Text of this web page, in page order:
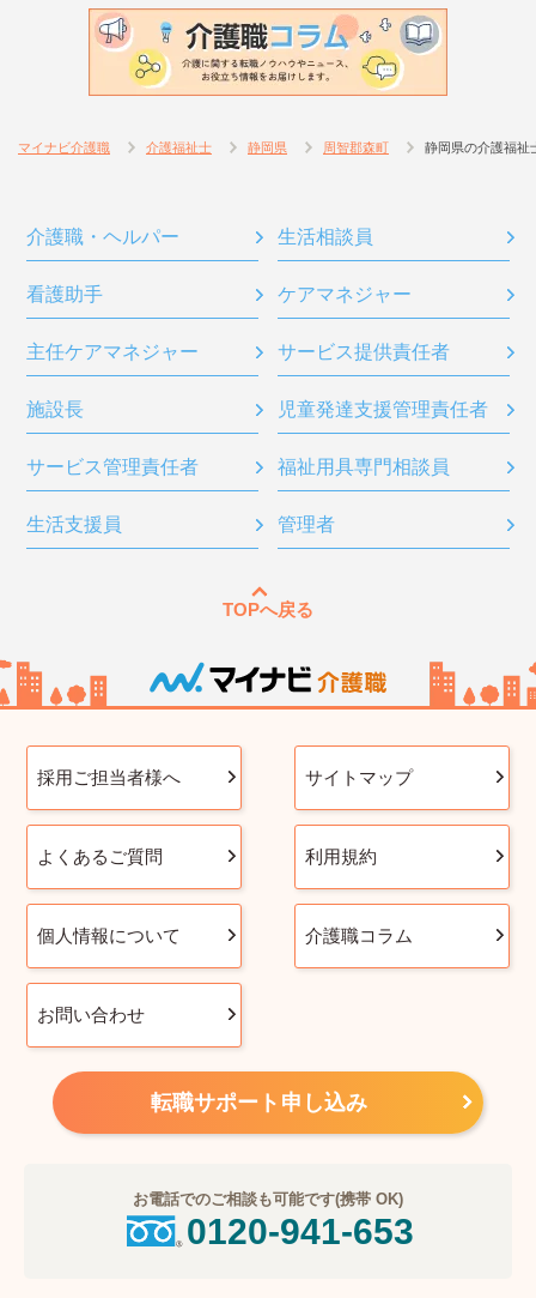
マイナビ介護職 介護福祉士 静岡県 周智郡森町 静岡県の介護福祉
介護職・ヘルパー 生活相談員
看護助手 ケアマネジャー
主任ケアマネジャー サービス提供責任者
施設長 児童発達支援管理責任者
サービス管理責任者 福祉用具専門相談員
生活支援員 管理者
TOPへ戻る
採用ご担当者様へ サイトマップ
よくあるご質問 利用規約
個人情報について 介護職コラム
お問い合わせ
転職サポート申し込み
お電話でのご相談も可能です(携帯 OK)
0120-941-653